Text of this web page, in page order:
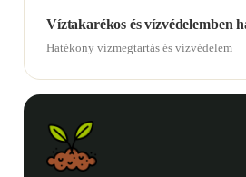
Víztakarékos és vízvédelemben
Hatékony vízmegtartás és vízvédelem